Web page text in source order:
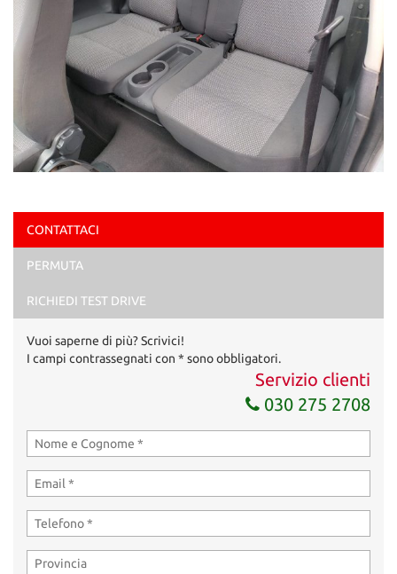
CONTATTACI
PERMUTA
RICHIEDI TEST DRIVE
Vuoi saperne di più? Scrivici!
I campi contrassegnati con * sono obbligatori.
Servizio clienti
030 275 2708